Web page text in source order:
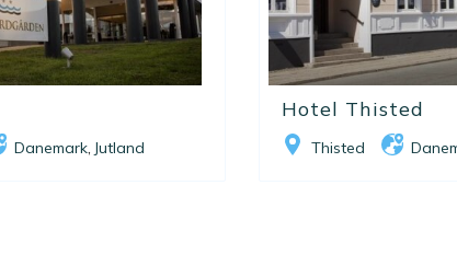
Danemark Jutland
Hotel Thisted
Thisted